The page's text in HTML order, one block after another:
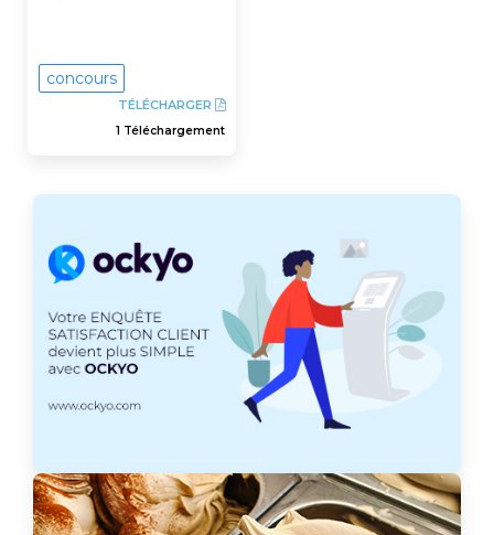
concours
TÉLÉCHARGER
1 Téléchargement